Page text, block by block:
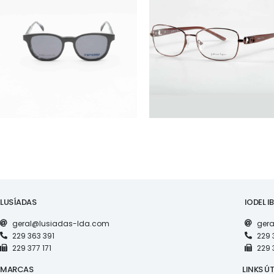
TF5968 FL52030
LUSÍADAS
geral@lusiadas-lda.com
229 363 391
229 377 171
IODEL
229
229
MARCAS LINKS